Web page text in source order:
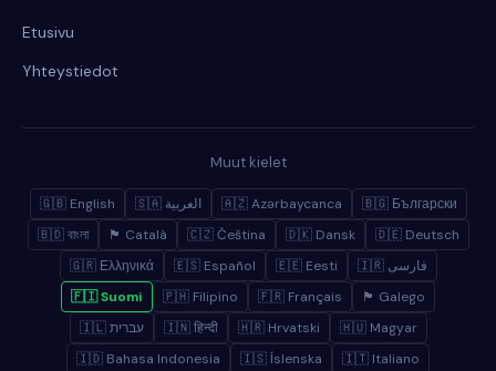
Etusivu
Yhteystiedot
Muut kielet
🇬🇧 English 🇸🇦 العربية 🇦🇿 Azərbaycanca
🇧🇬 Български
🇧🇩 বাংলা
🏴 Català 🇨🇿 Čeština 🇩🇰 Dansk
🇩🇪 Deutsch
🇬🇷 Ελληνικά
🇪🇸 Español 🇪🇪 Eesti
🇮🇷 فارسی
🇫🇮 Suomi
🇵🇭 Filipino 🇫🇷 Français
🏴 Galego
🇮🇱 עברית
🇮🇳 हिन्दी 🇭🇷 Hrvatski
🇭🇺 Magyar
🇮🇩 Bahasa Indonesia
🇮🇸 Íslenska 🇮🇹 Italiano